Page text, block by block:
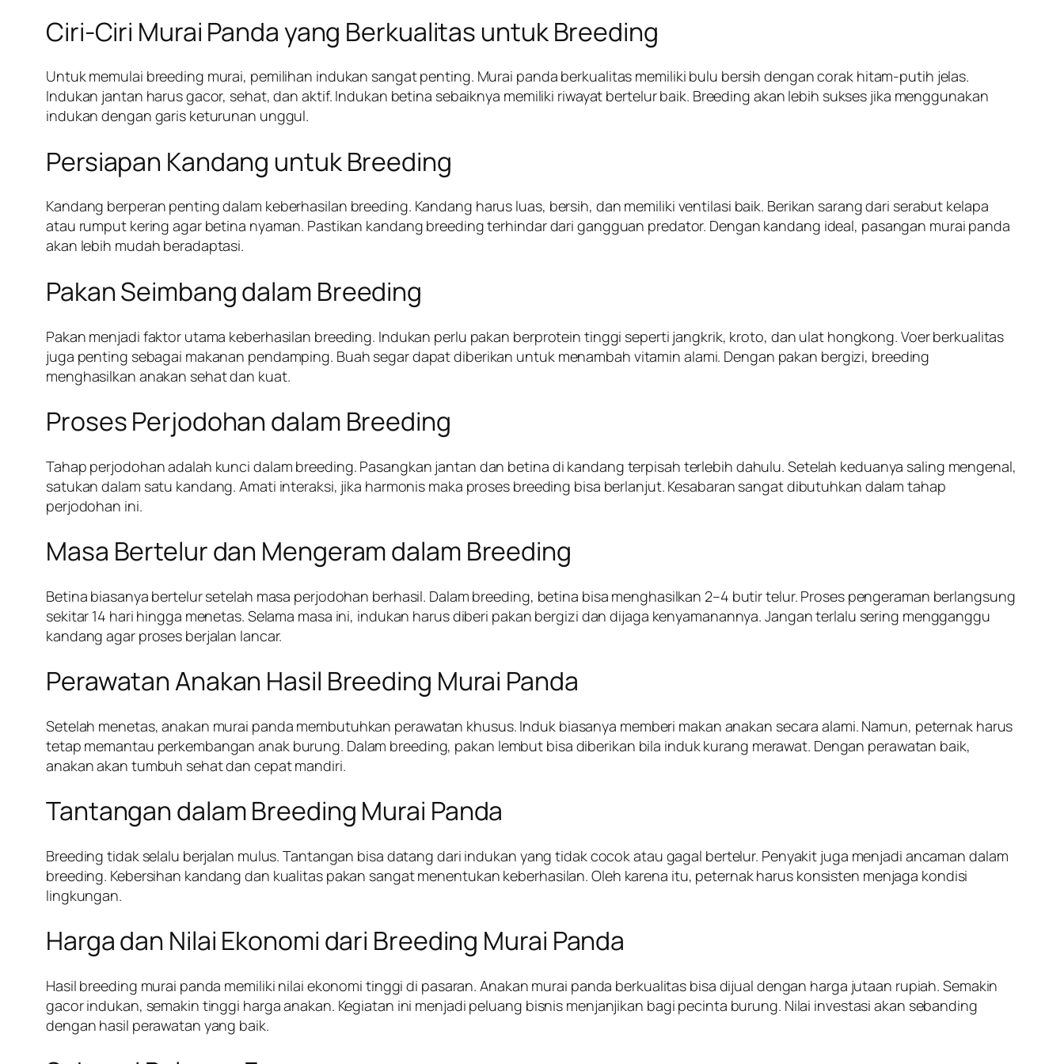
Ciri-Ciri Murai Panda yang Berkualitas untuk Breeding
Untuk memulai breeding murai, pemilihan indukan sangat penting. Murai panda berkualitas memiliki bulu bersih dengan corak hitam-putih jelas.
Indukan jantan harus gacor, sehat, dan aktif. Indukan betina sebaiknya memiliki riwayat bertelur baik. Breeding akan lebih sukses jika menggunakan
indukan dengan garis keturunan unggul.
Persiapan Kandang untuk Breeding
Kandang berperan penting dalam keberhasilan breeding. Kandang harus luas, bersih, dan memiliki ventilasi baik. Berikan sarang dari serabut kelapa
atau rumput kering agar betina nyaman. Pastikan kandang breeding terhindar dari gangguan predator. Dengan kandang ideal, pasangan murai panda
akan lebih mudah beradaptasi.
Pakan Seimbang dalam Breeding
Pakan menjadi faktor utama keberhasilan breeding. Indukan perlu pakan berprotein tinggi seperti jangkrik, kroto, dan ulat hongkong. Voer berkualitas
juga penting sebagai makanan pendamping. Buah segar dapat diberikan untuk menambah vitamin alami. Dengan pakan bergizi, breeding
menghasilkan anakan sehat dan kuat.
Proses Perjodohan dalam Breeding
Tahap perjodohan adalah kunci dalam breeding. Pasangkan jantan dan betina di kandang terpisah terlebih dahulu. Setelah keduanya saling mengenal,
satukan dalam satu kandang. Amati interaksi, jika harmonis maka proses breeding bisa berlanjut. Kesabaran sangat dibutuhkan dalam tahap
perjodohan ini.
Masa Bertelur dan Mengeram dalam Breeding
Betina biasanya bertelur setelah masa perjodohan berhasil. Dalam breeding, betina bisa menghasilkan 2–4 butir telur. Proses pengeraman berlangsung
sekitar 14 hari hingga menetas. Selama masa ini, indukan harus diberi pakan bergizi dan dijaga kenyamanannya. Jangan terlalu sering mengganggu
kandang agar proses berjalan lancar.
Perawatan Anakan Hasil Breeding Murai Panda
Setelah menetas, anakan murai panda membutuhkan perawatan khusus. Induk biasanya memberi makan anakan secara alami. Namun, peternak harus
tetap memantau perkembangan anak burung. Dalam breeding, pakan lembut bisa diberikan bila induk kurang merawat. Dengan perawatan baik,
anakan akan tumbuh sehat dan cepat mandiri.
Tantangan dalam Breeding Murai Panda
Breeding tidak selalu berjalan mulus. Tantangan bisa datang dari indukan yang tidak cocok atau gagal bertelur. Penyakit juga menjadi ancaman dalam
breeding. Kebersihan kandang dan kualitas pakan sangat menentukan keberhasilan. Oleh karena itu, peternak harus konsisten menjaga kondisi
lingkungan.
Harga dan Nilai Ekonomi dari Breeding Murai Panda
Hasil breeding murai panda memiliki nilai ekonomi tinggi di pasaran. Anakan murai panda berkualitas bisa dijual dengan harga jutaan rupiah. Semakin
gacor indukan, semakin tinggi harga anakan. Kegiatan ini menjadi peluang bisnis menjanjikan bagi pecinta burung. Nilai investasi akan sebanding
dengan hasil perawatan yang baik.